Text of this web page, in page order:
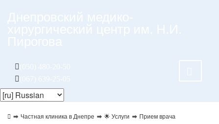
Частная клиника в Днепре 🌟 Услуги
Прием врача